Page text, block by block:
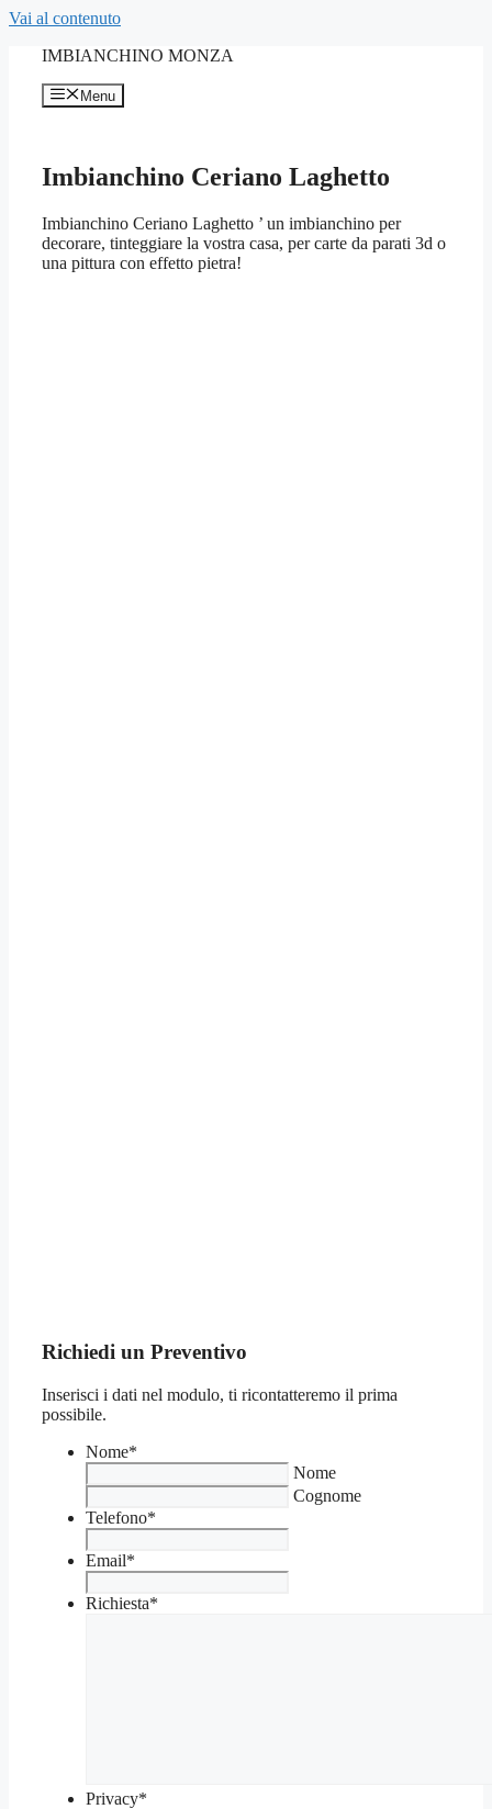
Vai al contenuto
IMBIANCHINO MONZA
Menu
Imbianchino Ceriano Laghetto
Imbianchino Ceriano Laghetto ’ un imbianchino per
decorare, tinteggiare la vostra casa, per carte da parati 3d o
una pittura con effetto pietra!
Richiedi un Preventivo
Inserisci i dati nel modulo, ti ricontatteremo il prima
possibile.
Nome*
Nome
Cognome
Telefono*
Email*
Richiesta*
Privacy*